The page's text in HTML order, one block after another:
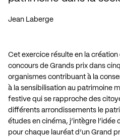
Jean Laberge
Cet exercice résulte en la création
concours de Grands prix dans
organismes contribuant à la
à la sensibilisation au patrimoine
festive qui se rapproche des
différents arrondissements le
études en cinéma, j’intègre l’idée
pour chaque lauréat d’un Grand